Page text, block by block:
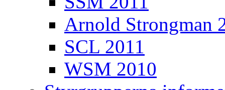
Arnold Strongman
SCL 2011
WSM 2010